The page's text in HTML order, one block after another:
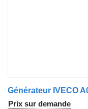
Prix sur demande